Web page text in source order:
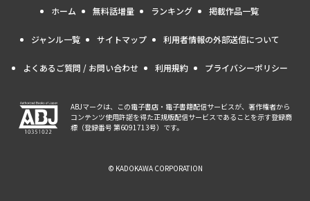
ホーム 無料話増量 ランキング 掲載作品一覧
ジャンル一覧 サイトマップ 利用者情報の外部送信について
よくあるご質問 / お問い合わせ 利用規約 プライバシーポリシー
ABJマークは、この電子書店・電子書籍配信サービスが、著作権者から
コンテンツ使用許諾を得た正規版配信サービスであることを示す登録商
標（登録番号 第6091713号）です。
© KADOKAWA CORPORATION